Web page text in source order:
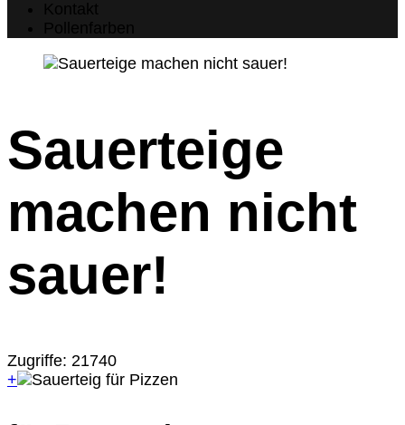
Sauerteige
machen nicht
sauer!
Zugriffe: 21740
+